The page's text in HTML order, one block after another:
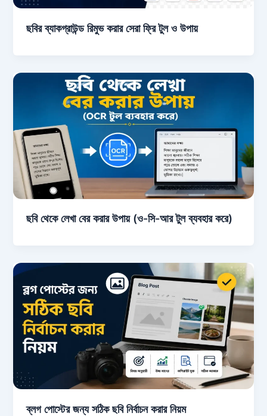
ছবির ব্যাকগ্রাউন্ড রিমুভ করার সেরা ফ্রি টুল ও উপায়
ছবি থেকে লেখা বের করার উপায় (ও-সি-আর টুল ব্যবহার করে)
ব্লগ পোস্টের জন্য সঠিক ছবি নির্বাচন করার নিয়ম